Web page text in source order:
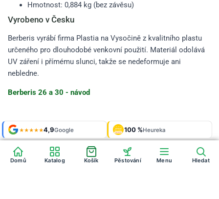
Hmotnost: 0,884 kg (bez závěsu)
Vyrobeno v Česku
Berberis vyrábí firma Plastia na Vysočině z kvalitního plastu
určeného pro dlouhodobé venkovní použití. Materiál odolává
UV záření i přímému slunci, takže se nedeformuje ani
nebledne.
Berberis 26 a 30 - návod
★★★★★4,9Google OVĚŘENO
ZÁKAZNÍKY
Heureka 100 %Heureka
Shop roku'24 + '25 Galerie925 fotek
Domů Katalog Košík Pěstování Menu Hledat